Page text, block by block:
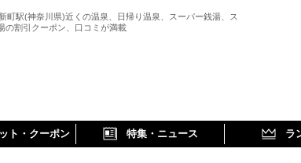
町駅(神奈川県)近くの温泉、日帰り温泉、スーパー銭湯、ス
の割引クーポン、口コミが満載
ト・クーポン 特集・ニュース ラ